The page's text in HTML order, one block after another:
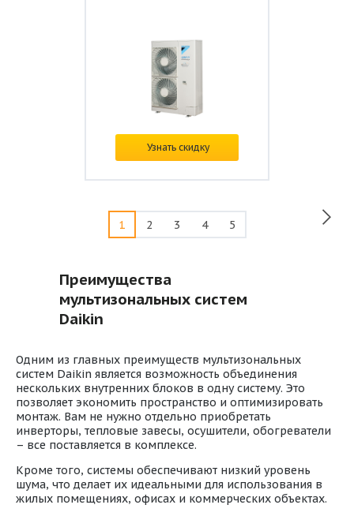
по запросу
Узнать скидку
1 2 3 4 5
Преимущества
мультизональных систем
Daikin
Одним из главных преимуществ мультизональных
систем Daikin является возможность объединения
нескольких внутренних блоков в одну систему. Это
позволяет экономить пространство и оптимизировать
монтаж. Вам не нужно отдельно приобретать
инверторы, тепловые завесы, осушители, обогреватели
– все поставляется в комплексе.
Кроме того, системы обеспечивают низкий уровень
шума, что делает их идеальными для использования в
жилых помещениях, офисах и коммерческих объектах.